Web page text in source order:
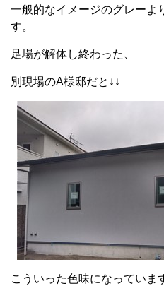
一般的なイメージのグレーよ
す。
足場が解体し終わった、
別現場のA様邸だと↓↓
こういった色味になっていま